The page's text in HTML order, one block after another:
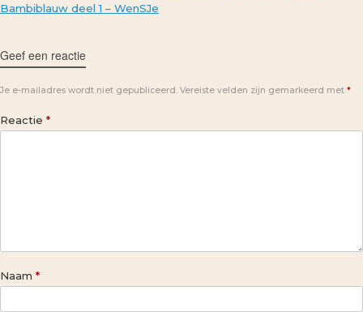
Bambiblauw deel 1 – WenSJe
Geef een reactie
Je e-mailadres wordt niet gepubliceerd. Vereiste velden zijn gemarkeerd met *
Reactie *
Naam *